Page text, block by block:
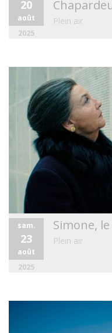
20
août
2025
Plein air
sam.
23
août
2025
Simone,
Plein air